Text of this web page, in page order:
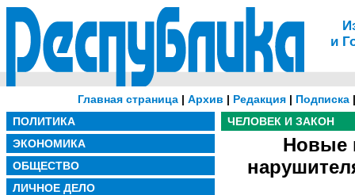
и
Главная страница | Архив | Редакция | Подписка
ПОЛИТИКА
ЭКОНОМИКА
ОБЩЕСТВО
ЛИЧНОЕ ДЕЛО
ЧЕЛОВЕК И ЗАКОН
Новые